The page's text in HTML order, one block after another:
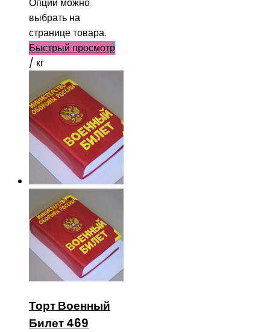
Опции можно
выбрать на
странице товара.
Быстрый просмотр
/ кг
Торт Военный
Билет 469